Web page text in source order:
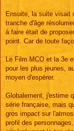
Ensuite, la suite visait
tranche d'âge
à faire était de
point. Car de toute
de la première série
Le Film MCO et la 3e
pour les plus jeunes,
moyen d'espérer.
Globalement, j'estime
série française, mais
gros impact sur
profil des